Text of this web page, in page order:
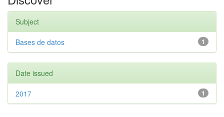
Subject
1
Bases de datos
Date issued
1
2017